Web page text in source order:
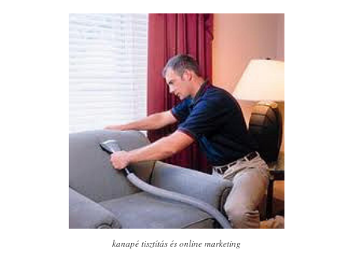
kanapé tisztítás és online marketing